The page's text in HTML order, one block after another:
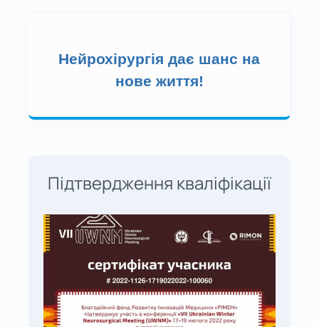
Нейрохірургія дає шанс на
нове життя!
Підтвердження кваліфікації